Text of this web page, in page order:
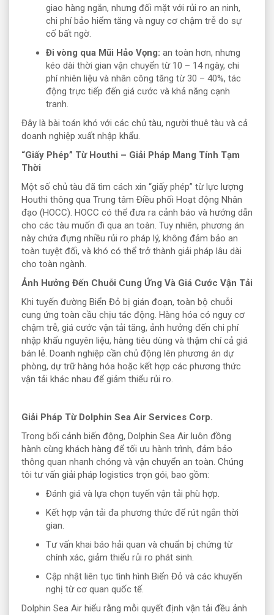
giao hàng ngắn, nhưng đối mặt với rủi ro an ninh,
chi phí bảo hiểm tăng và nguy cơ chậm trễ do sự
cố bất ngờ.
Đi vòng qua Mũi Hảo Vọng: an toàn hơn, nhưng
kéo dài thời gian vận chuyển từ 10 – 14 ngày, chi
phí nhiên liệu và nhân công tăng từ 30 – 40%, tác
động trực tiếp đến giá cước và khả năng cạnh
tranh.
Đây là bài toán khó với các chủ tàu, người thuê tàu và cả
doanh nghiệp xuất nhập khẩu.
“Giấy Phép” Từ Houthi – Giải Pháp Mang Tính Tạm
Thời
Một số chủ tàu đã tìm cách xin “giấy phép” từ lực lượng
Houthi thông qua Trung tâm Điều phối Hoạt động Nhân
đạo (HOCC). HOCC có thể đưa ra cảnh báo và hướng dẫn
cho các tàu muốn đi qua an toàn. Tuy nhiên, phương án
này chứa đựng nhiều rủi ro pháp lý, không đảm bảo an
toàn tuyệt đối, và khó có thể trở thành giải pháp lâu dài
cho toàn ngành.
Ảnh Hưởng Đến Chuỗi Cung Ứng Và Giá Cước Vận Tải
Khi tuyến đường Biển Đỏ bị gián đoạn, toàn bộ chuỗi
cung ứng toàn cầu chịu tác động. Hàng hóa có nguy cơ
chậm trễ, giá cước vận tải tăng, ảnh hưởng đến chi phí
nhập khẩu nguyên liệu, hàng tiêu dùng và thậm chí cả giá
bán lẻ. Doanh nghiệp cần chủ động lên phương án dự
phòng, dự trữ hàng hóa hoặc kết hợp các phương thức
vận tải khác nhau để giảm thiểu rủi ro.
Giải Pháp Từ Dolphin Sea Air Services Corp.
Trong bối cảnh biến động, Dolphin Sea Air luôn đồng
hành cùng khách hàng để tối ưu hành trình, đảm bảo
thông quan nhanh chóng và vận chuyển an toàn. Chúng
tôi tư vấn giải pháp logistics trọn gói, bao gồm:
Đánh giá và lựa chọn tuyến vận tải phù hợp.
Kết hợp vận tải đa phương thức để rút ngắn thời
gian.
Tư vấn khai báo hải quan và chuẩn bị chứng từ
chính xác, giảm thiểu rủi ro phát sinh.
Cập nhật liên tục tình hình Biển Đỏ và các khuyến
nghị từ cơ quan quốc tế.
Dolphin Sea Air hiểu rằng mỗi quyết định vận tải đều ảnh